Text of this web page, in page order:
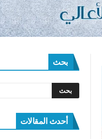
بحث
أحدث المقالات